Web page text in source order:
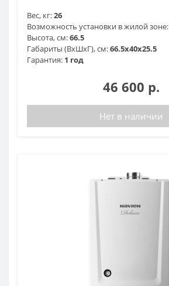
Вес, кг:26
Возможность установки в жилой зоне:
Высота, см:66.5
Габариты (ВхШхГ), см:66.5х40х25.5
Гарантия: 1 год
46 600 р.
Нет в наличии